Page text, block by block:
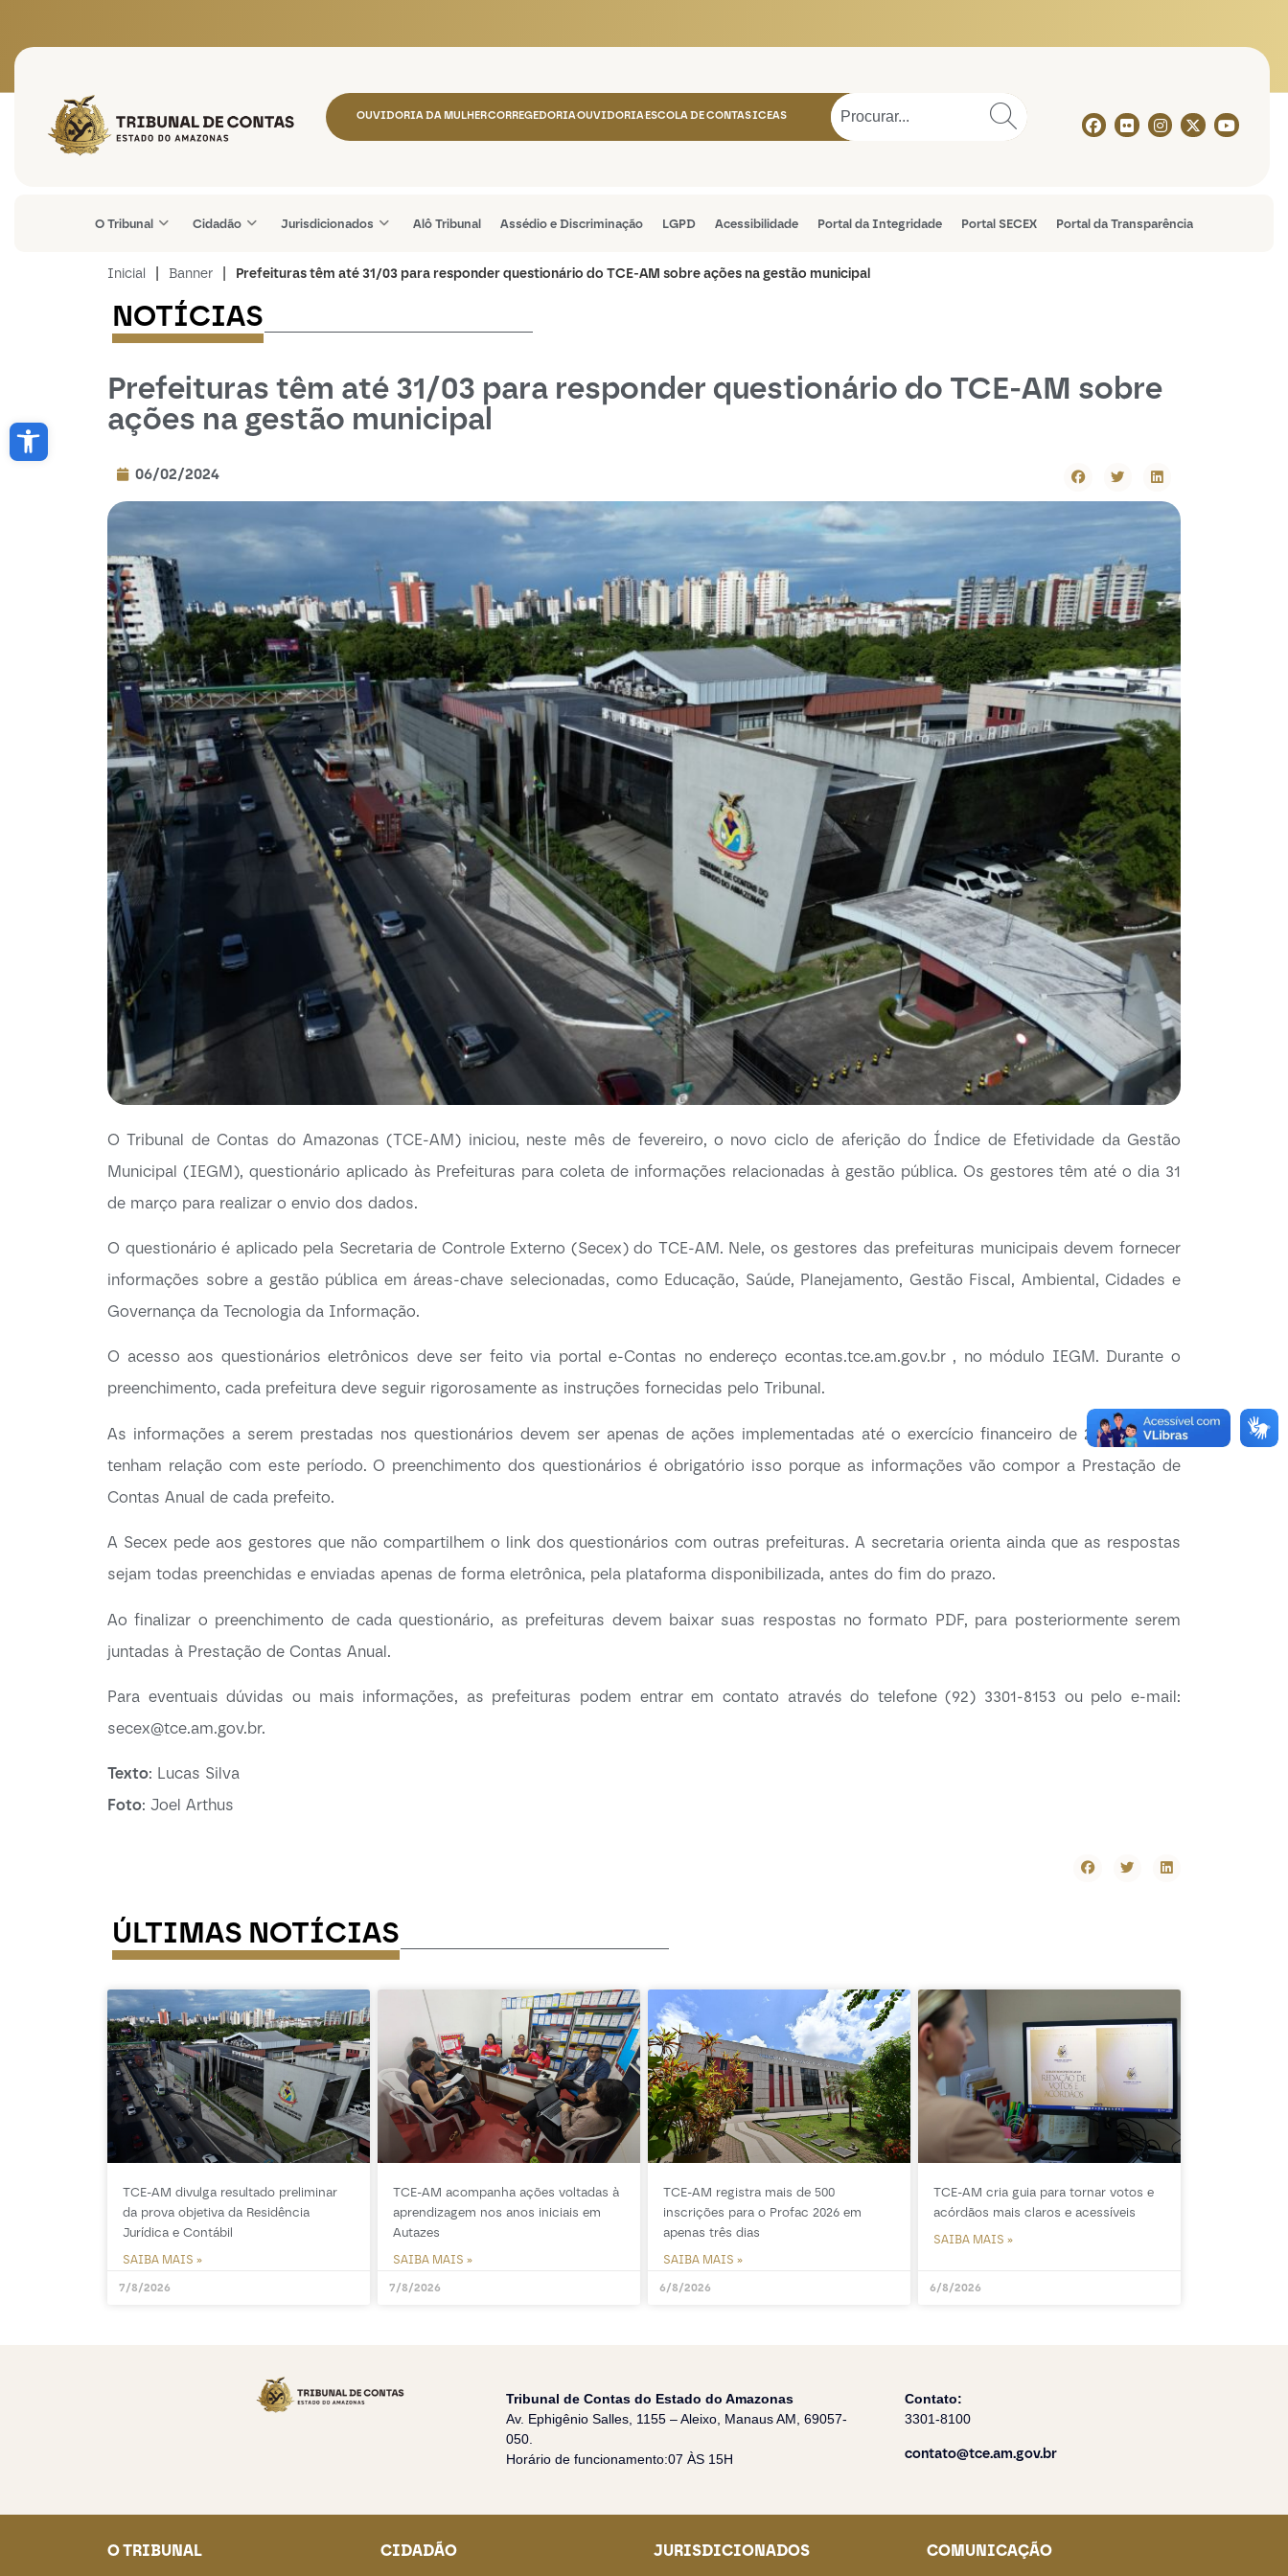
Abrir a barra de ferramentas
Tribunal de Contas do Estado do Amazonas
OUVIDORIA DA MULHERCORREGEDORIAOUVIDORIAESCOLA DE CONTASICEAS
O Tribunal Cidadão Jurisdicionados Alô Tribunal Assédio e Discriminação LGPD Acessibilidade Portal da Integridade Portal SECEX Portal da Transparência
Inicial Banner Prefeituras têm até 31/03 para responder questionário do TCE-AM sobre ações na gestão municipal
NOTÍCIAS
Prefeituras têm até 31/03 para responder questionário do TCE-AM sobre
ações na gestão municipal
06/02/2024
O Tribunal de Contas do Amazonas (TCE-AM) iniciou, neste mês de fevereiro, o novo ciclo de aferição do Índice de Efetividade da Gestão
Municipal (IEGM), questionário aplicado às Prefeituras para coleta de informações relacionadas à gestão pública. Os gestores têm até o dia 31
de março para realizar o envio dos dados.
O questionário é aplicado pela Secretaria de Controle Externo (Secex) do TCE-AM. Nele, os gestores das prefeituras municipais devem fornecer
informações sobre a gestão pública em áreas-chave selecionadas, como Educação, Saúde, Planejamento, Gestão Fiscal, Ambiental, Cidades e
Governança da Tecnologia da Informação.
O acesso aos questionários eletrônicos deve ser feito via portal e-Contas no endereço econtas.tce.am.gov.br , no módulo IEGM. Durante o
preenchimento, cada prefeitura deve seguir rigorosamente as instruções fornecidas pelo Tribunal.
As informações a serem prestadas nos questionários devem ser apenas de ações implementadas até o exercício financeiro de 2023, ou que
tenham relação com este período. O preenchimento dos questionários é obrigatório isso porque as informações vão compor a Prestação de
Contas Anual de cada prefeito.
A Secex pede aos gestores que não compartilhem o link dos questionários com outras prefeituras. A secretaria orienta ainda que as respostas
sejam todas preenchidas e enviadas apenas de forma eletrônica, pela plataforma disponibilizada, antes do fim do prazo.
Ao finalizar o preenchimento de cada questionário, as prefeituras devem baixar suas respostas no formato PDF, para posteriormente serem
juntadas à Prestação de Contas Anual.
Para eventuais dúvidas ou mais informações, as prefeituras podem entrar em contato através do telefone (92) 3301-8153 ou pelo e-mail:
secex@tce.am.gov.br.
Texto: Lucas Silva
Foto: Joel Arthus
ÚLTIMAS NOTÍCIAS
TCE-AM divulga resultado preliminar
da prova objetiva da Residência
Jurídica e Contábil
SAIBA MAIS »
7/8/2026
TCE-AM acompanha ações voltadas à
aprendizagem nos anos iniciais em
Autazes
SAIBA MAIS »
7/8/2026
TCE-AM registra mais de 500
inscrições para o Profac 2026 em
apenas três dias
SAIBA MAIS »
6/8/2026
TCE-AM cria guia para tornar votos e
acórdãos mais claros e acessíveis
SAIBA MAIS »
6/8/2026
Tribunal de Contas do Estado do Amazonas
Av. Ephigênio Salles, 1155 – Aleixo, Manaus AM, 69057-
050.
Horário de funcionamento:07 ÀS 15H
Contato:
3301-8100
contato@tce.am.gov.br
O TRIBUNAL CIDADÃO JURISDICIONADOS COMUNICAÇÃO